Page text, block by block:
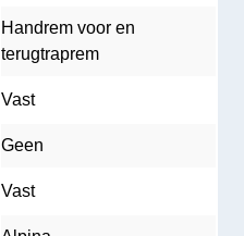
Handrem voor en
terugtraprem
Vast
Geen
Vast